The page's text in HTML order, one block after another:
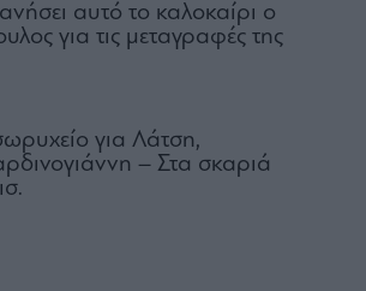
αυτό το καλοκαίρι ο
για τις μεταγραφές της
για Λάτση,
– Στα σκαριά